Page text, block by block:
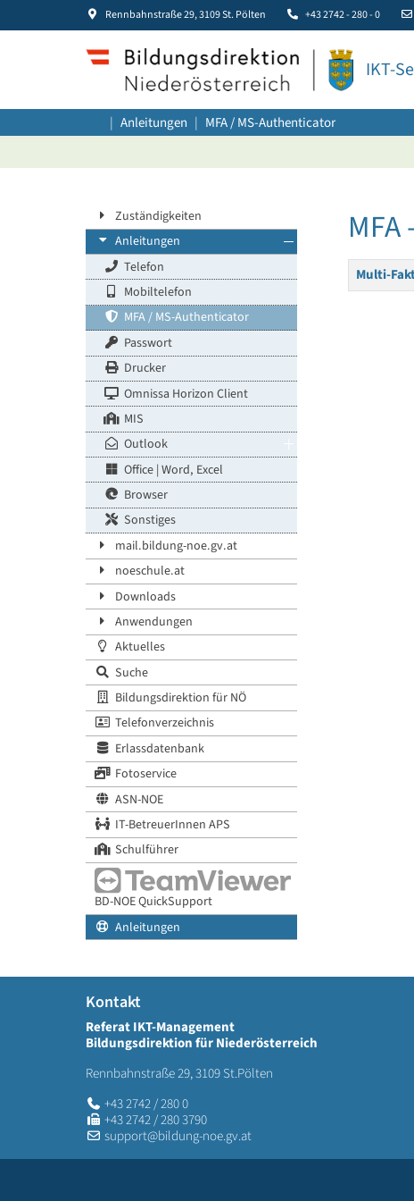
Rennbahnstraße 29, 3109 St. Pölten +43 2742 - 280 - 0
IKT-
Anleitungen MFA / MS-Authenticator
Zuständigkeiten
Anleitungen
Telefon
Mobiltelefon
MFA / MS-Authenticator
Passwort
Drucker
Omnissa Horizon Client
MIS
Outlook
Office | Word, Excel
Browser
Sonstiges
mail.bildung-noe.gv.at
noeschule.at
Downloads
Anwendungen
Aktuelles
Suche
Bildungsdirektion für NÖ
Telefonverzeichnis
Erlassdatenbank
Fotoservice
ASN-NOE
IT-BetreuerInnen APS
Schulführer
BD-NOE QuickSupport
Anleitungen
Beiträge
Titel
Multi-
Kontakt
Referat IKT-Management
Bildungsdirektion für Niederösterreich
Rennbahnstraße 29, 3109 St.Pölten
+43 2742 / 280 0
+43 2742 / 280 3790
support@bildung-noe.gv.at